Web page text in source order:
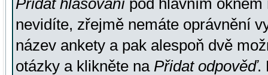
Přidat hlasovánípod hlavním oknem
nevidíte, zřejmě nemáte oprávnění
název ankety a pak alespoň dvě
otázky a klikněte na Přidat odpověď.